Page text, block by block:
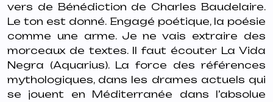
vers de Bénédiction de Charles Baudelaire.
Le ton est donné. Engagé poétique, la poésie
comme une arme. Je ne vais extraire des
morceaux de textes. Il faut écouter La Vida
Negra (Aquarius). La force des références
mythologiques, dans les drames actuels qui
se jouent en Méditerranée dans l’absolue